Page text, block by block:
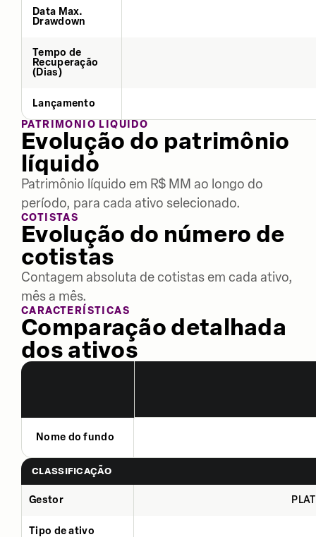
Data Max.
Drawdown
Tempo de
Recuperação
(Dias)
Lançamento
PATRIMÔNIO LÍQUIDO
Evolução do patrimônio
líquido
Patrimônio líquido em R$ MM ao longo do
período, para cada ativo selecionado.
COTISTAS
Evolução do número de
cotistas
Contagem absoluta de cotistas em cada ativo,
mês a mês.
CARACTERÍSTICAS
Comparação detalhada
dos ativos
Nome do fundo
CLASSIFICAÇÃO
Gestor
Tipo de ativo